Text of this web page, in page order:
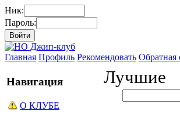
Ник:
Пароль:
Главная Профиль Рекомендовать Обратная
Навигация
О КЛУБЕ
Лучшие